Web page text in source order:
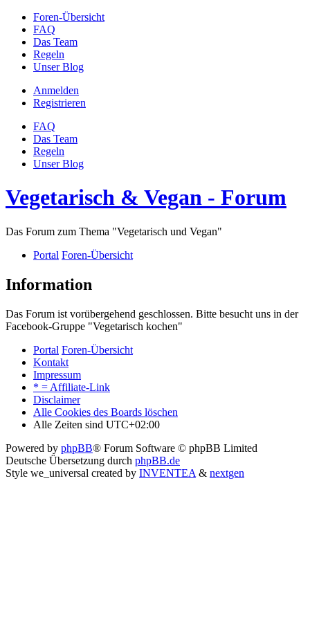
Foren-Übersicht
FAQ
Das Team
Regeln
Unser Blog
Anmelden
Registrieren
FAQ
Das Team
Regeln
Unser Blog
Vegetarisch & Vegan - Forum
Das Forum zum Thema "Vegetarisch und Vegan"
Portal Foren-Übersicht
Information
Das Forum ist vorübergehend geschlossen. Bitte besucht uns in der
Facebook-Gruppe "Vegetarisch kochen"
Portal Foren-Übersicht
Kontakt
Impressum
* = Affiliate-Link
Disclaimer
Alle Cookies des Boards löschen
Alle Zeiten sind UTC+02:00
Powered by phpBB® Forum Software © phpBB Limited
Deutsche Übersetzung durch phpBB.de
Style we_universal created by INVENTEA & nextgen